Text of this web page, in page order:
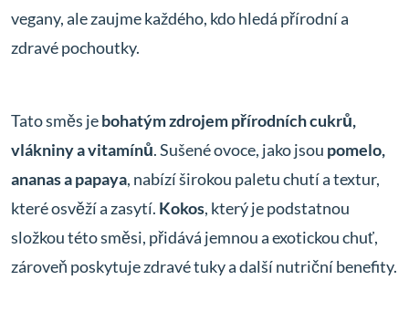
vegany, ale zaujme každého, kdo hledá přírodní a
zdravé pochoutky.
Tato směs jebohatým zdrojem přírodních cukrů,
vlákniny a vitamínů. Sušené ovoce, jako jsou pomelo,
ananas a papaya, nabízí širokou paletu chutí a textur,
které osvěží a zasytí. Kokos, který je podstatnou
složkou této směsi, přidává jemnou a exotickou chuť,
zároveň poskytuje zdravé tuky a další nutriční benefity.